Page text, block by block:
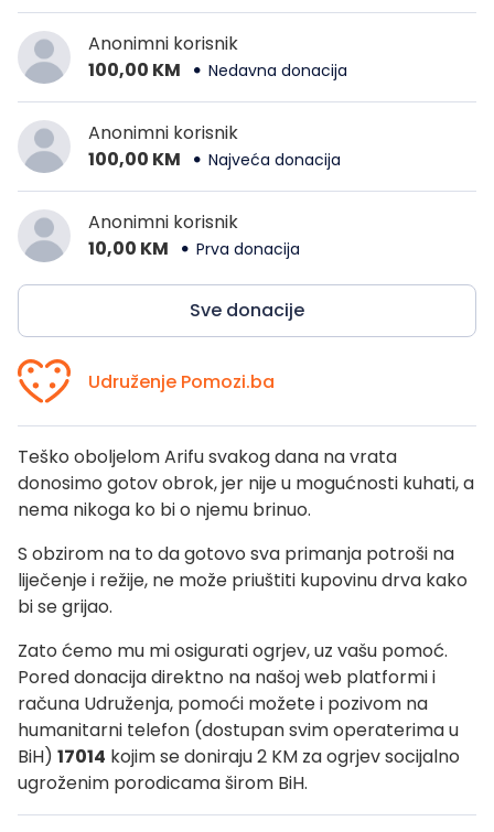
Anonimni korisnik
100,00 KM
Nedavna donacija
Anonimni korisnik
100,00 KM
Najveća donacija
Anonimni korisnik
10,00 KM
Prva donacija
Sve donacije
Udruženje Pomozi.ba
Teško oboljelom Arifu svakog dana na vrata
donosimo gotov obrok, jer nije u mogućnosti kuhati, a
nema nikoga ko bi o njemu brinuo.
S obzirom na to da gotovo sva primanja potroši na
liječenje i režije, ne može priuštiti kupovinu drva kako
bi se grijao.
Zato ćemo mu mi osigurati ogrjev, uz vašu pomoć.
Pored donacija direktno na našoj web platformi i
računa Udruženja, pomoći možete i pozivom na
humanitarni telefon (dostupan svim operaterima u
BiH) 17014 kojim se doniraju 2 KM za ogrjev socijalno
ugroženim porodicama širom BiH.